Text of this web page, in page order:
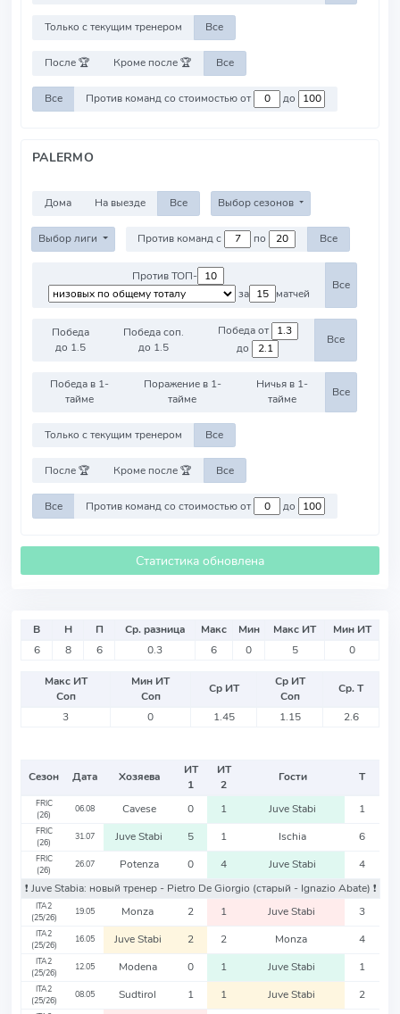
Только с текущим тренером Все
После 🏆 Кроме после 🏆 Все
Все Против команд со стоимостью от до
PALERMO
Дома На выезде Все Выбор сезонов
Выбор лиги Против команд с по Все
Против ТОП-
за
матчей
Все
Победа
до 1.5
Победа соп.
до 1.5
Победа от
до
Все
Победа в 1-
тайме
Поражение в 1-
тайме
Ничья в 1-
тайме
Все
Только с текущим тренером Все
После 🏆 Кроме после 🏆 Все
Все Против команд со стоимостью от до
Статистика обновлена
В Н П Ср. разница Макс Мин Макс ИТ
Мин ИТ
6
8 6 0.3 6 0 5 0
Макс ИТ
Соп
Мин ИТ
Соп
Ср ИТ
Ср ИТ
Соп
Ср. Т
3
0 1.45 1.15 2.6
Сезон Дата Хозяева
ИТ
1
ИТ
2
Гости Т
FRIC
(26)
06.08 Cavese 0 1 Juve Stabi 1
FRIC
(26)
31.07 Juve Stabi 5 1 Ischia 6
FRIC
(26)
26.07 Potenza 0 4 Juve Stabi
4
❗️ Juve Stabia: новый тренер - Pietro De Giorgio (старый - Ignazio Abate) ❗️
ITA2
(25/26)
19.05 Monza 2 1 Juve Stabi 3
ITA2
(25/26)
16.05 Juve Stabi 2 2 Monza 4
ITA2
(25/26)
12.05 Modena 0 1 Juve Stabi 1
ITA2
(25/26)
08.05 Sudtirol 1 1 Juve Stabi 2